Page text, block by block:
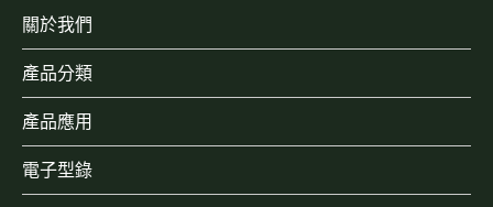
關於我們
產品分類
產品應用
電子型錄
English